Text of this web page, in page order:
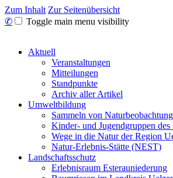
Zum Inhalt Zur Seitenübersicht
✆
Toggle main menu visibility
Aktuell
Veranstaltungen
Mitteilungen
Standpunkte
Archiv aller Artikel
Umweltbildung
Sammeln von
Kinder- und Jugendgruppen
Wege in die Natur der Region
Natur-Erlebnis-Stätte (NEST)
Landschaftsschutz
Erlebnisraum Esterauniederung